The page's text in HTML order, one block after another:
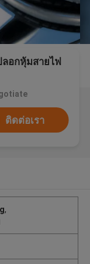
อกหุ้มสายไฟ
ติดต่อเรา
,